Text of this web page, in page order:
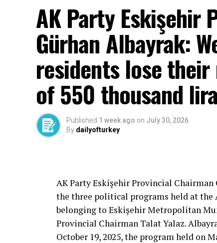
Cenk Gülçimen… He sells peaches and
– It will not constantly fight and
is wrong… It will tell the truth… An
most important need.
AK Party Eskişehir
Gürhan Albayrak:
residents lose
of 550 thousand
Published 1 week ago on July 30, 2026
By dailyofturkey
AK Party Eskişehir Provincial
the three political programs held at the
belonging to Eskişehir Metropolitan
Provincial Chairman Talat Yalaz.
October 19, 2025, the program held on